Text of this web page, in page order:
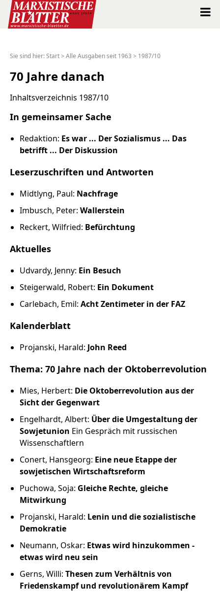
Suche
Shop
Abo
Spenden
Über uns
Russland intern
Fundus
Bildungsarbeit
Edition
Kontakt
Datenschutz
Sie sind hier:Start >Alle Ausgaben seit 1963 > 1987/10
70 Jahre danach
Inhaltsverzeichnis 1987/10
In gemeinsamer Sache
Redaktion: Es war ... Der Sozialismus ... Das
betrifft ... Der Diskussion
Leserzuschriften und Antworten
Midtlyng, Paul: Nachfrage
Imbusch, Peter: Wallerstein
Reckert, Wilfried: Befürchtung
Aktuelles
Udvardy, Jenny: Ein Besuch
Steigerwald, Robert: Ein Dokument
Carlebach, Emil: Acht Zentimeter in der FAZ
Kalenderblatt
Projanski, Harald: John Reed
Thema: 70 Jahre nach der Oktoberrevolution
Mies, Herbert: Die Oktoberrevolution aus der
Sicht der Gegenwart
Engelhardt, Albert: Über die Umgestaltung der
Sowjetunion Ein Gespräch mit russischen
Wissenschaftlern
Conert, Hansgeorg: Eine neue Etappe der
sowjetischen Wirtschaftsreform
Puchowa, Soja: Gleiche Rechte, gleiche
Mitwirkung
Projanski, Harald: Lenin und die sozialistische
Demokratie
Neumann, Oskar: Etwas wird hinzukommen -
etwas wird neu sein
Gerns, Willi: Thesen zum Verhältnis von
Friedenskampf und revolutionärem Kampf